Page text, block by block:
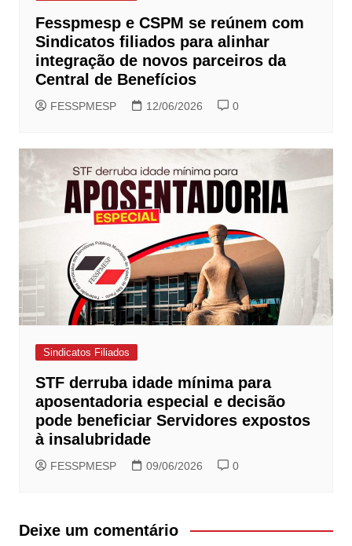
Fesspmesp e CSPM se reúnem com
Sindicatos filiados para alinhar
integração de novos parceiros da
Central de Benefícios
FESSPMESP 12/06/2026 0
Sindicatos Filiados
STF derruba idade mínima para
aposentadoria especial e decisão
pode beneficiar Servidores expostos
à insalubridade
FESSPMESP 09/06/2026 0
Deixe um comentário